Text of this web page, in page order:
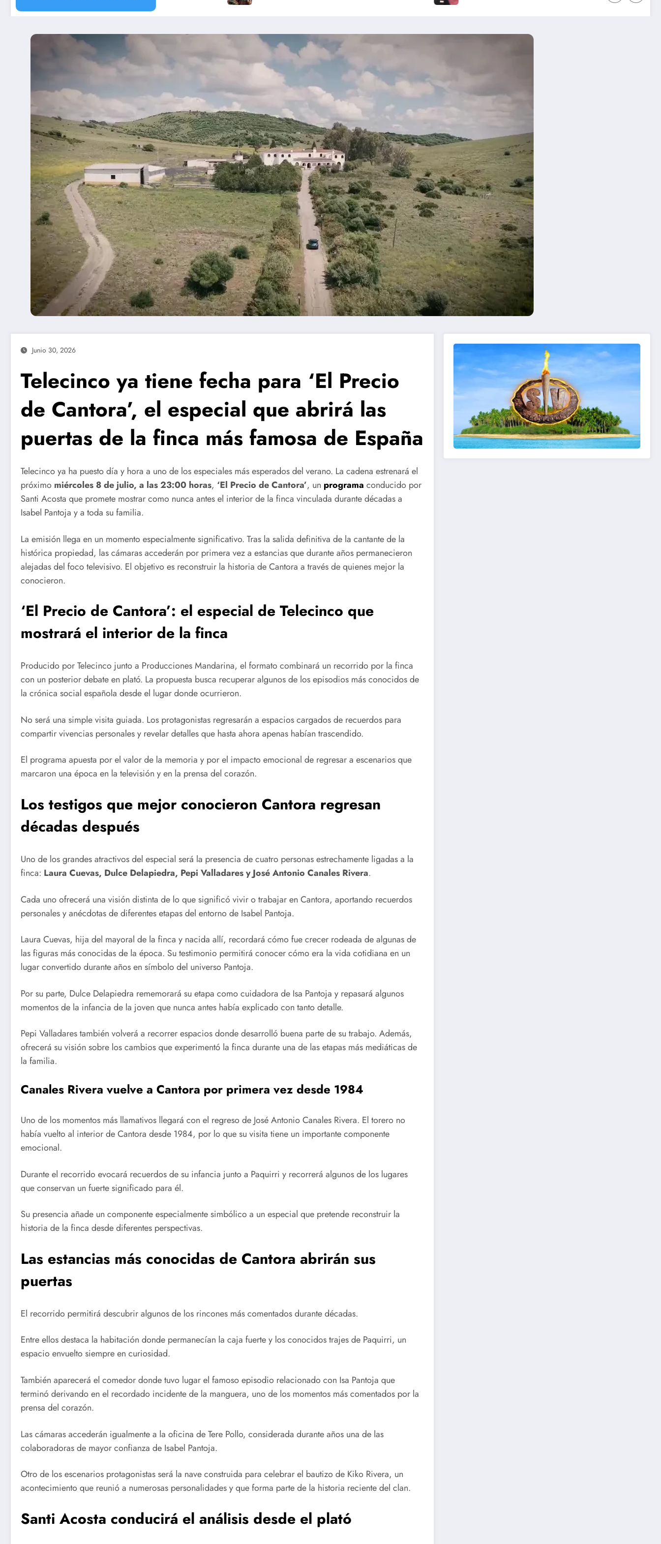
Junio 30, 2026
Telecinco ya tiene fecha para ‘El Precio
de Cantora’, el especial que abrirá las
puertas de la finca más famosa de España
Telecinco ya ha puesto día y hora a uno de los especiales más esperados del verano. La cadena estrenará el
próximo miércoles 8 de julio, a las 23:00 horas, ‘El Precio de Cantora’, un programa conducido por
Santi Acosta que promete mostrar como nunca antes el interior de la finca vinculada durante décadas a
Isabel Pantoja y a toda su familia.
La emisión llega en un momento especialmente significativo. Tras la salida definitiva de la cantante de la
histórica propiedad, las cámaras accederán por primera vez a estancias que durante años permanecieron
alejadas del foco televisivo. El objetivo es reconstruir la historia de Cantora a través de quienes mejor la
conocieron.
‘El Precio de Cantora’: el especial de Telecinco que
mostrará el interior de la finca
Producido por Telecinco junto a Producciones Mandarina, el formato combinará un recorrido por la finca
con un posterior debate en plató. La propuesta busca recuperar algunos de los episodios más conocidos de
la crónica social española desde el lugar donde ocurrieron.
No será una simple visita guiada. Los protagonistas regresarán a espacios cargados de recuerdos para
compartir vivencias personales y revelar detalles que hasta ahora apenas habían trascendido.
El programa apuesta por el valor de la memoria y por el impacto emocional de regresar a escenarios que
marcaron una época en la televisión y en la prensa del corazón.
Los testigos que mejor conocieron Cantora regresan
décadas después
Uno de los grandes atractivos del especial será la presencia de cuatro personas estrechamente ligadas a la
finca: Laura Cuevas, Dulce Delapiedra, Pepi Valladares y José Antonio Canales Rivera.
Cada uno ofrecerá una visión distinta de lo que significó vivir o trabajar en Cantora, aportando recuerdos
personales y anécdotas de diferentes etapas del entorno de Isabel Pantoja.
Laura Cuevas, hija del mayoral de la finca y nacida allí, recordará cómo fue crecer rodeada de algunas de
las figuras más conocidas de la época. Su testimonio permitirá conocer cómo era la vida cotidiana en un
lugar convertido durante años en símbolo del universo Pantoja.
Por su parte, Dulce Delapiedra rememorará su etapa como cuidadora de Isa Pantoja y repasará algunos
momentos de la infancia de la joven que nunca antes había explicado con tanto detalle.
Pepi Valladares también volverá a recorrer espacios donde desarrolló buena parte de su trabajo. Además,
ofrecerá su visión sobre los cambios que experimentó la finca durante una de las etapas más mediáticas de
la familia.
Canales Rivera vuelve a Cantora por primera vez desde 1984
Uno de los momentos más llamativos llegará con el regreso de José Antonio Canales Rivera. El torero no
había vuelto al interior de Cantora desde 1984, por lo que su visita tiene un importante componente
emocional.
Durante el recorrido evocará recuerdos de su infancia junto a Paquirri y recorrerá algunos de los lugares
que conservan un fuerte significado para él.
Su presencia añade un componente especialmente simbólico a un especial que pretende reconstruir la
historia de la finca desde diferentes perspectivas.
Las estancias más conocidas de Cantora abrirán sus
puertas
El recorrido permitirá descubrir algunos de los rincones más comentados durante décadas.
Entre ellos destaca la habitación donde permanecían la caja fuerte y los conocidos trajes de Paquirri, un
espacio envuelto siempre en curiosidad.
También aparecerá el comedor donde tuvo lugar el famoso episodio relacionado con Isa Pantoja que
terminó derivando en el recordado incidente de la manguera, uno de los momentos más comentados por la
prensa del corazón.
Las cámaras accederán igualmente a la oficina de Tere Pollo, considerada durante años una de las
colaboradoras de mayor confianza de Isabel Pantoja.
Otro de los escenarios protagonistas será la nave construida para celebrar el bautizo de Kiko Rivera, un
acontecimiento que reunió a numerosas personalidades y que forma parte de la historia reciente del clan.
Santi Acosta conducirá el análisis desde el plató